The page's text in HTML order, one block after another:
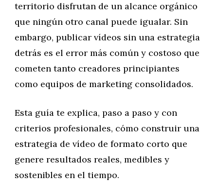
territorio disfrutan de un alcance orgánico
que ningún otro canal puede igualar. Sin
embargo, publicar vídeos sin una estrategia
detrás es el error más común y costoso que
cometen tanto creadores principiantes
como equipos de marketing consolidados.
Esta guía te explica, paso a paso y con
criterios profesionales, cómo construir una
estrategia de vídeo de formato corto que
genere resultados reales, medibles y
sostenibles en el tiempo.